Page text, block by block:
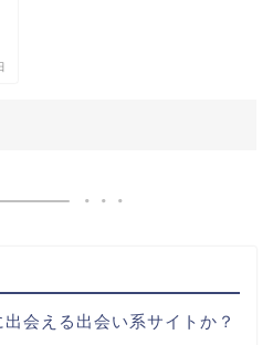
会える出会い系サイトか？